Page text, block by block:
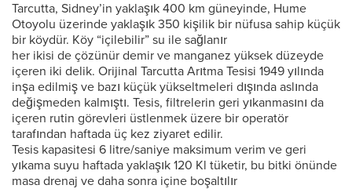
Tarcutta, Sidney’in yaklaşık 400 km güneyinde, Hume
Otoyolu üzerinde yaklaşık 350 kişilik bir nüfusa sahip küçük
bir köydür. Köy “içilebilir” su ile sağlanır
her ikisi de çözünür demir ve manganez yüksek düzeyde
içeren iki delik. Orijinal Tarcutta Arıtma Tesisi 1949 yılında
inşa edilmiş ve bazı küçük yükseltmeleri dışında aslında
değişmeden kalmıştı. Tesis, filtrelerin geri yıkanmasını da
içeren rutin görevleri üstlenmek üzere bir operatör
tarafından haftada üç kez ziyaret edilir.
Tesis kapasitesi 6 litre/saniye maksimum verim ve geri
yıkama suyu haftada yaklaşık 120 Kl tüketir, bu bitki önünde
masa drenaj ve daha sonra içine boşaltılır